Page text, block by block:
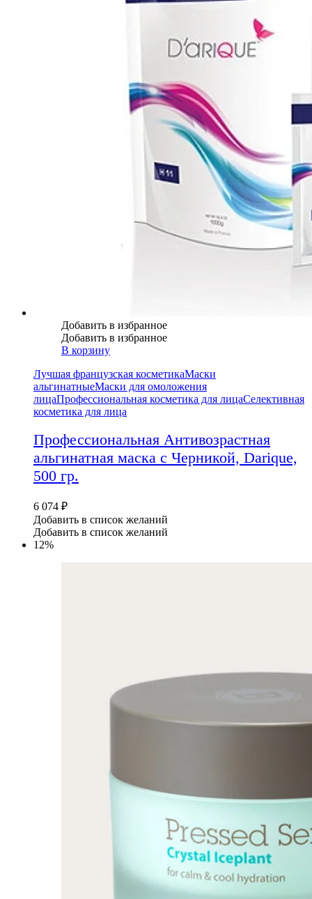
Добавить в избранное
Добавить в избранное
В корзину
Лучшая французская косметикаМаски
альгинатныеМаски для омоложения
лицаПрофессиональная косметика для лицаСелективная
косметика для лица
Профессиональная Антивозрастная
альгинатная маска с Черникой, Darique,
500 гр.
6 074 ₽
Добавить в список желаний
Добавить в список желаний
12%